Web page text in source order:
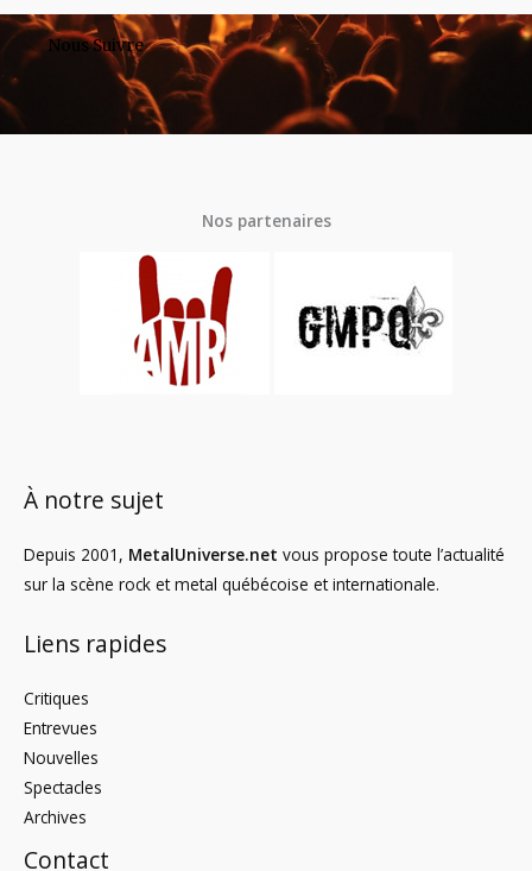
Nous Suivre
Nos partenaires
À notre sujet
Depuis 2001, MetalUniverse.net vous propose toute l’actualité
sur la scène rock et metal québécoise et internationale.
Liens rapides
Critiques
Entrevues
Nouvelles
Spectacles
Archives
Contact